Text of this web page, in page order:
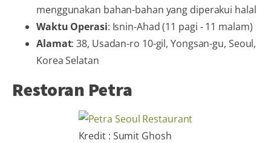
menggunakan bahan-bahan yang diperakui halal
Waktu Operasi: Isnin-Ahad (11 pagi - 11 malam)
Alamat: 38, Usadan-ro 10-gil, Yongsan-gu, Seoul,
Korea Selatan
Restoran Petra
Kredit : Sumit Ghosh